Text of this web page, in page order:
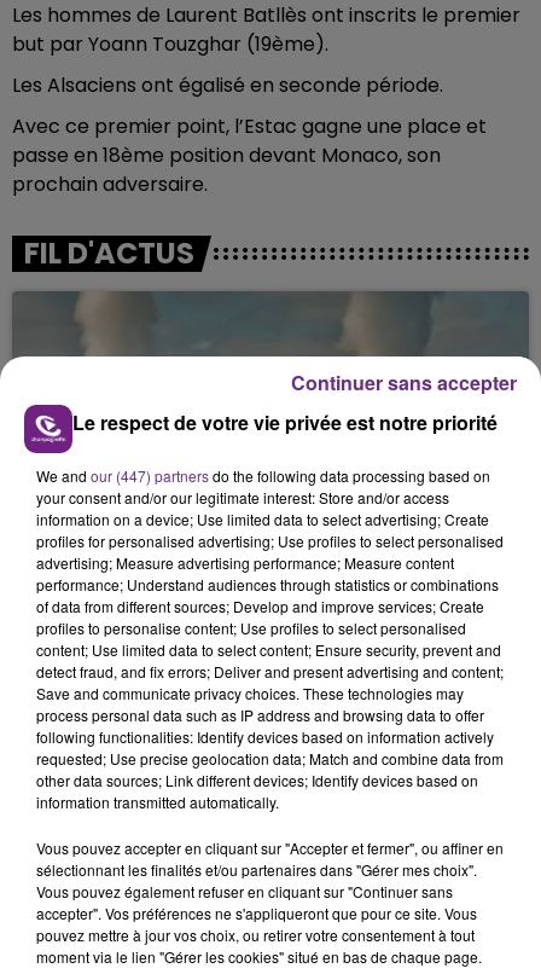
Les hommes de Laurent Batllès ont inscrits le premier
but par Yoann Touzghar (19ème).
Les Alsaciens ont égalisé en seconde période.
Avec ce premier point, l’Estac gagne une place et
passe en 18ème position devant Monaco, son
prochain adversaire.
FIL D'ACTUS
LA CENTRALE NUCLÉAIRE DE CHOOZ
TOUJOURS À L'ARRÊT
Cela fait déjà une semaine que la centrale
nucléaire ardennaise est à l'arrêt. Une situation
justifiée par la sécheresse intense qui est toujours
présente.
LE MAGASIN JOUÉCLUB DE REIMS FERME
SES PORTES
C'était l'une des institutions du centre-ville
rémois. Le magasin JouéClub est contraint de
fermer ses portes.
TITRES DIFFUSÉS
Le respect de votre vie privée est notre priorité
We and our (447) partnersdo the following data processing based on
your consent and/or our legitimate interest: Store and/or access
information on a device; Use limited data to select advertising; Create
profiles for personalised advertising; Use profiles to select personalised
advertising; Measure advertising performance; Measure content
performance; Understand audiences through statistics or combinations
of data from different sources; Develop and improve services; Create
profiles to personalise content; Use profiles to select personalised
content; Use limited data to select content; Ensure security, prevent and
detect fraud, and fix errors; Deliver and present advertising and content;
Save and communicate privacy choices. These technologies may
process personal data such as IP address and browsing data to offer
following functionalities: Identify devices based on information actively
requested; Use precise geolocation data; Match and combine data from
other data sources; Link different devices; Identify devices based on
information transmitted automatically.
Vous pouvez accepter en cliquant sur "Accepter et fermer", ou affiner en
sélectionnant les finalités et/ou partenaires dans "Gérer mes choix".
Vous pouvez également refuser en cliquant sur "Continuer sans
accepter". Vos préférences ne s'appliqueront que pour ce site. Vous
pouvez mettre à jour vos choix, ou retirer votre consentement à tout
moment via le lien "Gérer les cookies" situé en bas de chaque page.
Continuer sans accepter